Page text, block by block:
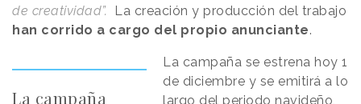
de creatividad”.
La creación y producción del trabajo
han corrido a cargo del propio anunciante.
La campaña
La campaña se estrena hoy 1
de diciembre y se emitirá a lo
largo del periodo navideño,